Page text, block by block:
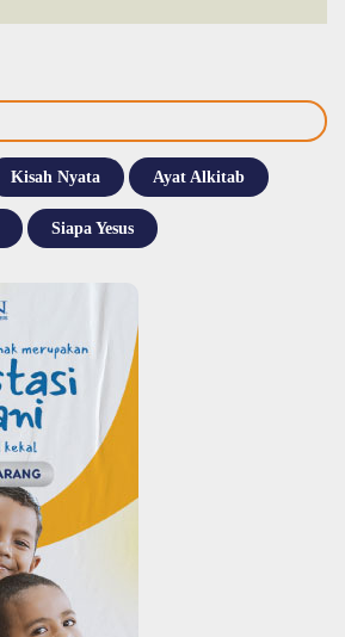
Kisah Nyata Ayat Alkitab
Siapa Yesus